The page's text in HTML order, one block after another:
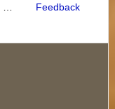
… Feedback